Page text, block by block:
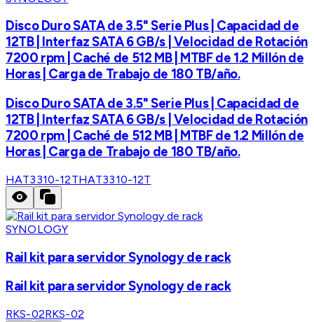
Disco Duro SATA de 3.5" Serie Plus | Capacidad de
12TB | Interfaz SATA 6 GB/s | Velocidad de Rotación
7200 rpm | Caché de 512 MB | MTBF de 1.2 Millón de
Horas | Carga de Trabajo de 180 TB/año.
Disco Duro SATA de 3.5" Serie Plus | Capacidad de
12TB | Interfaz SATA 6 GB/s | Velocidad de Rotación
7200 rpm | Caché de 512 MB | MTBF de 1.2 Millón de
Horas | Carga de Trabajo de 180 TB/año.
HAT3310-12THAT3310-12T
SYNOLOGY
Rail kit para servidor Synology de rack
Rail kit para servidor Synology de rack
RKS-02RKS-02